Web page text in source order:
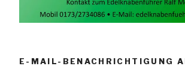
E-MAIL-BENACHRICHTIGUNG